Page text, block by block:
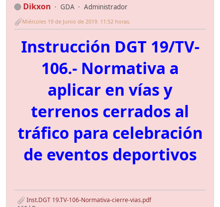
Dikxon GDA Administrador
Miércoles 19 de Junio de 2019. 11:52 horas.
Instrucción DGT 19/TV-
106.- Normativa a
aplicar en vías y
terrenos cerrados al
tráfico para celebración
de eventos deportivos
Inst.DGT 19.TV-106-Normativa-cierre-vias.pdf